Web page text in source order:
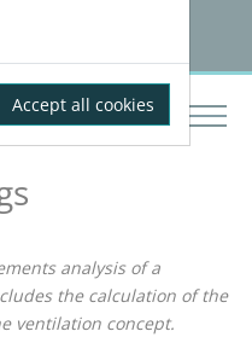
Buildings
analysis of a
the calculation of the
ventilation concept.
Accept all cookies